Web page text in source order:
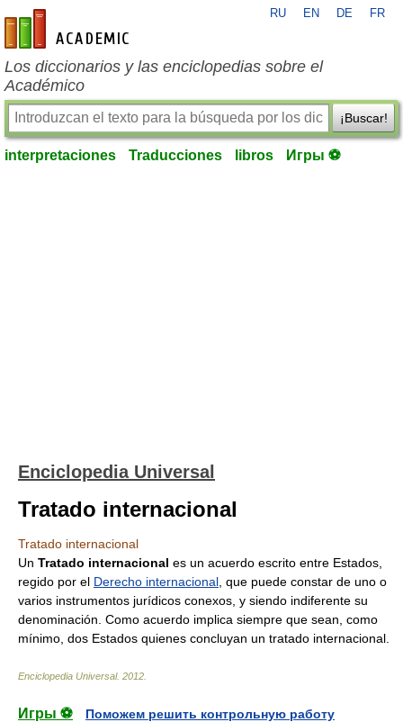
es-academic.com
RU EN DE FR
Los diccionarios y las enciclopedias sobre el
Académico
¡Buscar!
interpretaciones Traducciones libros Игры ⚽
Enciclopedia Universal
Tratado internacional
Tratado internacional
Un Tratado internacional es un acuerdo escrito entre Estados,
regido por el Derecho internacional , que puede constar de uno o
varios instrumentos jurídicos conexos, y siendo indiferente su
denominación. Como acuerdo implica siempre que sean, como
mínimo, dos Estados quienes concluyan un tratado internacional.
Enciclopedia Universal. 2012
Игры ⚽
Поможем решить контрольную работу